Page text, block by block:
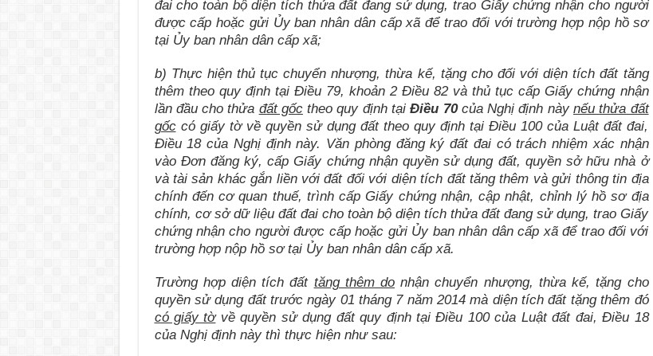
đai cho toàn bộ diện tích thửa đất đang sử dụng, trao Giấy chứng nhận cho người
được cấp hoặc gửi Ủy ban nhân dân cấp xã để trao đối với trường hợp nộp hồ sơ
tại Ủy ban nhân dân cấp xã;
b) Thực hiện thủ tục chuyển nhượng, thừa kế, tặng cho đối với diện tích đất tăng
thêm theo quy định tại Điều 79, khoản 2 Điều 82 và thủ tục cấp Giấy chứng nhận
lần đầu cho thửa đất gốctheo quy định tạiĐiều 70của Nghị định này nếu thửa đất
gốccó giấy tờ về quyền sử dụng đất theo quy định tại Điều 100 của Luật đất đai,
Điều 18 của Nghị định này. Văn phòng đăng ký đất đai có trách nhiệm xác nhận
vào Đơn đăng ký, cấp Giấy chứng nhận quyền sử dụng đất, quyền sở hữu nhà ở
và tài sản khác gắn liền với đất đối với diện tích đất tăng thêm và gửi thông tin địa
chính đến cơ quan thuế, trình cấp Giấy chứng nhận, cập nhật, chỉnh lý hồ sơ địa
chính, cơ sở dữ liệu đất đai cho toàn bộ diện tích thửa đất đang sử dụng, trao Giấy
chứng nhận cho người được cấp hoặc gửi Ủy ban nhân dân cấp xã để trao đối với
trường hợp nộp hồ sơ tại Ủy ban nhân dân cấp xã.
Trường hợp diện tích đất tăng thêm do nhận chuyển nhượng, thừa kế, tặng cho
quyền sử dụng đất trước ngày 01 tháng 7 năm 2014 mà diện tích đất tặng thêm đó
có giấy tờvề quyền sử dụng đất quy định tại Điều 100 của Luật đất đai, Điều 18
của Nghị định này thì thực hiện như sau: